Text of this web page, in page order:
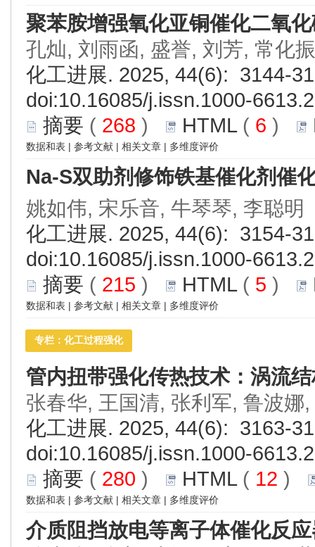
聚苯胺增强氧化亚铜催化二氧
孔灿, 刘雨函, 盛誉, 刘芳, 常化振
化工进展. 2025, 44(6): 3144-
doi:10.16085/j.issn.1000-
摘要 ( 268 ) HTML( 6 )
数据和表 | 参考文献 | 相关文章 | 多维度评价
Na-S双助剂修饰铁基催化剂催
姚如伟, 宋乐音, 牛琴琴, 李聪明
化工进展. 2025, 44(6): 3154-
doi:10.16085/j.issn.1000-
摘要 ( 215 ) HTML( 5 )
数据和表 | 参考文献 | 相关文章 | 多维度评价
专栏：化工过程强化
管内扭带强化传热技术：涡流
张春华, 王国清, 张利军, 鲁波娜
化工进展. 2025, 44(6): 3163-
doi:10.16085/j.issn.1000-
摘要 ( 280 ) HTML( 12 )
数据和表 | 参考文献 | 相关文章 | 多维度评价
介质阻挡放电等离子体催化反